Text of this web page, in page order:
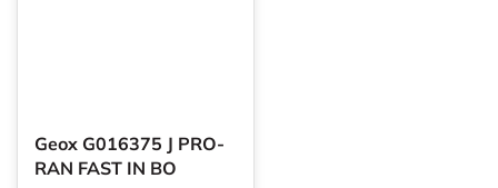
Geox G016375 J PRO-
RAN FAST IN BO